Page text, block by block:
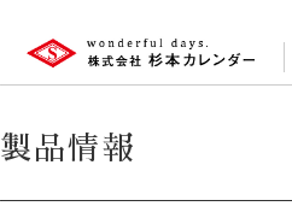
製品情報